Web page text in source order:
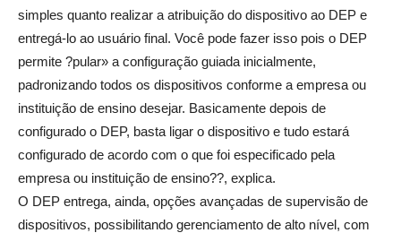
simples quanto realizar a atribuição do dispositivo ao DEP e
entregá-lo ao usuário final. Você pode fazer isso pois o DEP
permite ?pular» a configuração guiada inicialmente,
padronizando todos os dispositivos conforme a empresa ou
instituição de ensino desejar. Basicamente depois de
configurado o DEP, basta ligar o dispositivo e tudo estará
configurado de acordo com o que foi especificado pela
empresa ou instituição de ensino??, explica.
O DEP entrega, ainda, opções avançadas de supervisão de
dispositivos, possibilitando gerenciamento de alto nível, com